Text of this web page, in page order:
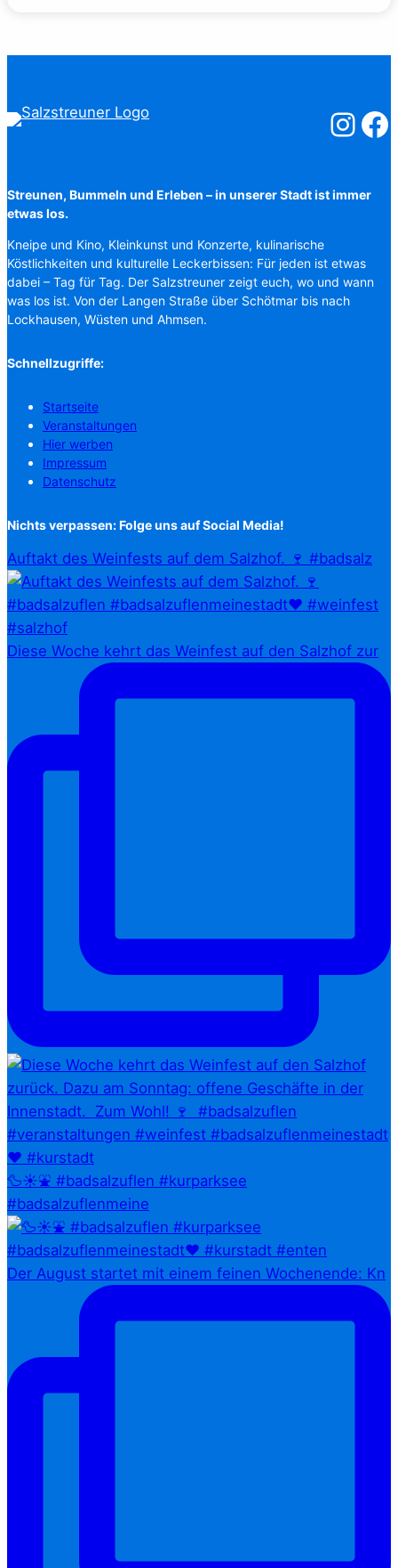
Streunen, Bummeln und Erleben – in unserer Stadt ist immer
etwas los.
Kneipe und Kino, Kleinkunst und Konzerte, kulinarische
Köstlichkeiten und kulturelle Leckerbissen: Für jeden ist etwas
dabei – Tag für Tag. Der Salzstreuner zeigt euch, wo und wann
was los ist. Von der Langen Straße über Schötmar bis nach
Lockhausen, Wüsten und Ahmsen.
Schnellzugriffe:
Startseite
Veranstaltungen
Hier werben
Impressum
Datenschutz
Nichts verpassen: Folge uns auf Social Media!
Auftakt des Weinfests auf dem Salzhof. 🍷 #badsalz
Diese Woche kehrt das Weinfest auf den Salzhof zur
🦆☀️⛲ #badsalzuflen #kurparksee
#badsalzuflenmeine
Der August startet mit einem feinen Wochenende: Kn